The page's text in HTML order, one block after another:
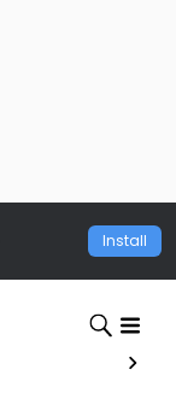
Install